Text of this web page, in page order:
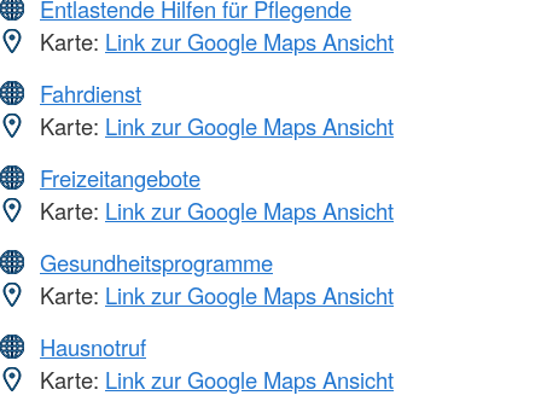
Entlastende Hilfen für Pflegende
Karte: Link zur Google Maps Ansicht
Fahrdienst
Karte: Link zur Google Maps Ansicht
Freizeitangebote
Karte: Link zur Google Maps Ansicht
Gesundheitsprogramme
Karte: Link zur Google Maps Ansicht
Hausnotruf
Karte: Link zur Google Maps Ansicht